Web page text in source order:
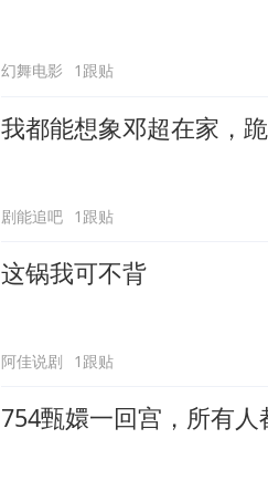
幻舞电影 1跟贴
我都能想象邓超在家，
剧能追吧 1跟贴
这锅我可不背
阿佳说剧 1跟贴
754甄嬛一回宫，所有人